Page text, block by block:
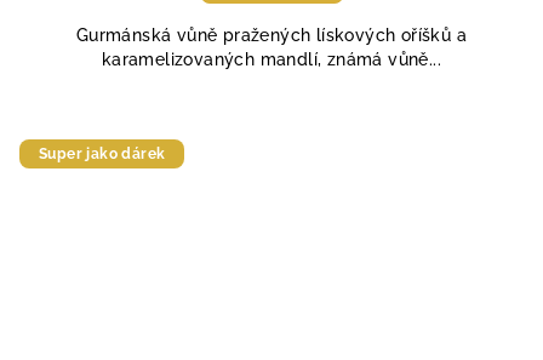
Gurmánská vůně pražených lískových oříšků a
karamelizovaných mandlí, známá vůně...
Super jako dárek